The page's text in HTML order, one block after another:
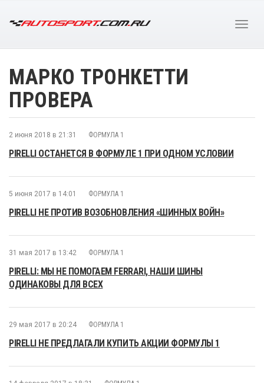
МАРКО ТРОНКЕТТИ
ПРОВЕРА
2 июня 2018 в 21:31 ФОРМУЛА 1
PIRELLI ОСТАНЕТСЯ В ФОРМУЛЕ 1 ПРИ ОДНОМ УСЛОВИИ
5 июня 2017 в 14:01 ФОРМУЛА 1
PIRELLI НЕ ПРОТИВ ВОЗОБНОВЛЕНИЯ «ШИННЫХ ВОЙН»
31 мая 2017 в 13:42 ФОРМУЛА 1
PIRELLI: МЫ НЕ ПОМОГАЕМ FERRARI, НАШИ ШИНЫ
ОДИНАКОВЫ ДЛЯ ВСЕХ
29 мая 2017 в 20:24 ФОРМУЛА 1
PIRELLI НЕ ПРЕДЛАГАЛИ КУПИТЬ АКЦИИ ФОРМУЛЫ 1